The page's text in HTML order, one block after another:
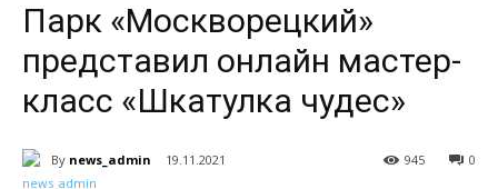
Парк «Москворецкий»
представил онлайн мастер-
класс «Шкатулка чудес»
By news_admin 19.11.2021 0
945